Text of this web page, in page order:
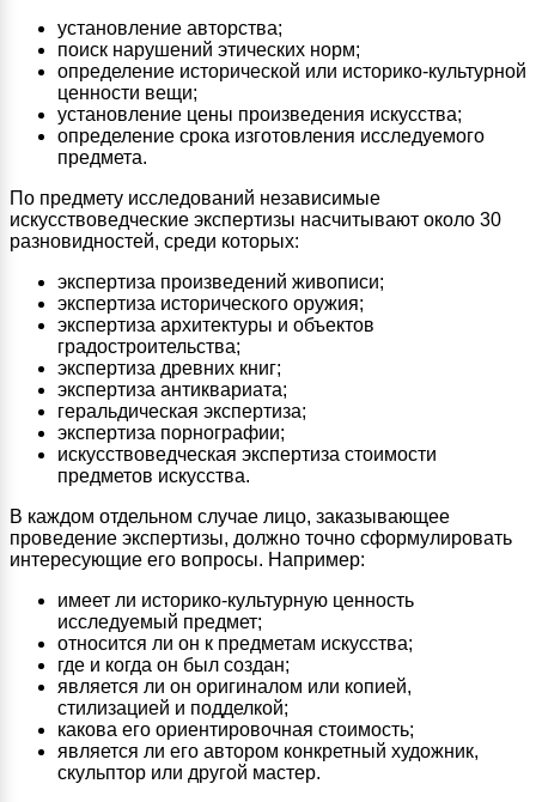
установление авторства;
поиск нарушений этических норм;
определение исторической или историко-культурной
ценности вещи;
установление цены произведения искусства;
определение срока изготовления исследуемого
предмета.
По предмету исследований независимые
искусствоведческие экспертизы насчитывают около 30
разновидностей, среди которых:
экспертиза произведений живописи;
экспертиза исторического оружия;
экспертиза архитектуры и объектов
градостроительства;
экспертиза древних книг;
экспертиза антиквариата;
геральдическая экспертиза;
экспертиза порнографии;
искусствоведческая экспертиза стоимости
предметов искусства.
В каждом отдельном случае лицо, заказывающее
проведение экспертизы, должно точно сформулировать
интересующие его вопросы. Например:
имеет ли историко-культурную ценность
исследуемый предмет;
относится ли он к предметам искусства;
где и когда он был создан;
является ли он оригиналом или копией,
стилизацией и подделкой;
какова его ориентировочная стоимость;
является ли его автором конкретный художник,
скульптор или другой мастер.